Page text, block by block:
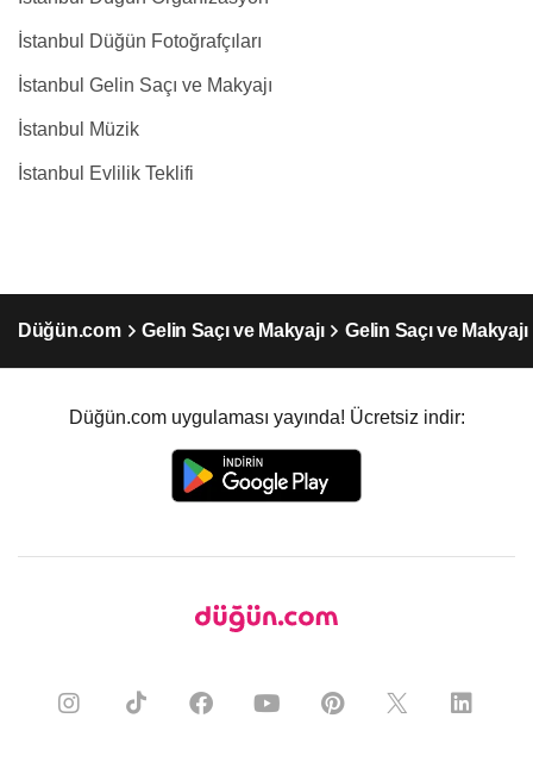
İstanbul Düğün Fotoğrafçıları
İstanbul Gelin Saçı ve Makyajı
İstanbul Müzik
İstanbul Evlilik Teklifi
Düğün.com Gelin Saçı ve Makyajı Gelin Saçı ve
Düğün.com uygulaması yayında! Ücretsiz indir: